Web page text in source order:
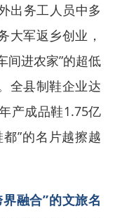
出务工人员中多
大军返乡创业，
间进农家”的超低
全县制鞋企业达
产成品鞋1.75亿
”的名片越擦越
融合”的文旅名